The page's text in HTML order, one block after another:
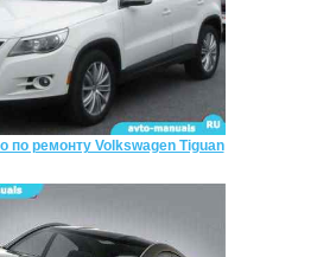
по ремонту Volkswagen Tiguan